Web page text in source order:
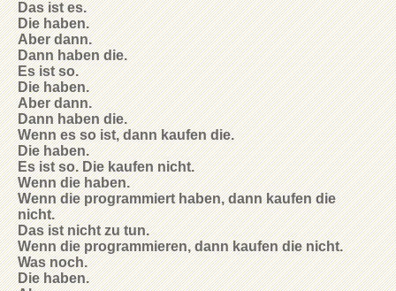
Das ist es.
Die haben.
Aber dann.
Dann haben die.
Es ist so.
Die haben.
Aber dann.
Dann haben die.
Wenn es so ist, dann kaufen die.
Die haben.
Es ist so. Die kaufen nicht.
Wenn die haben.
Wenn die programmiert haben, dann kaufen die
nicht.
Das ist nicht zu tun.
Wenn die programmieren, dann kaufen die nicht.
Was noch.
Die haben.